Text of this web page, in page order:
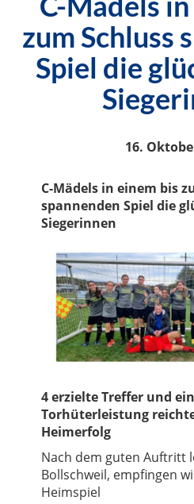
zum Schluss
Spiel die
16.
C-Mädels in einem bis
spannenden Spiel die
Siegerinnen
4 erzielte Treffer und
Torhüterleistung
Heimerfolg
Nach dem guten Auftritt
Bollschweil, empfingen
Heimspiel